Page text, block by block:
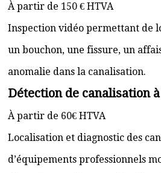
À partir de 150 € HTVA
Inspection vidéo permettant de
un bouchon, une fissure, un
anomalie dans la canalisation.
Détection de canalisation
À partir de 60€ HTVA
Localisation et diagnostic des
d’équipements professionnels